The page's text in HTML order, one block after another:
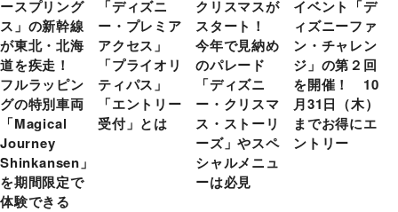
ースプリング
ス」の新幹線
が東北・北海
道を疾走！
フルラッピン
グの特別車両
「Magical
Journey
Shinkansen」
を期間限定で
体験できる
「ディズニ
ー・プレミア
アクセス」
「プライオリ
ティパス」
「エントリー
受付」とは
クリスマスが
スタート！
今年で見納め
のパレード
「ディズニ
ー・クリスマ
ス・ストーリ
ーズ」やスペ
シャルメニュ
ーは必見
イベント「デ
ィズニーファ
ン・チャレン
ジ」の第２回
を開催！ 10
月31日（木）
までお得にエ
ントリー